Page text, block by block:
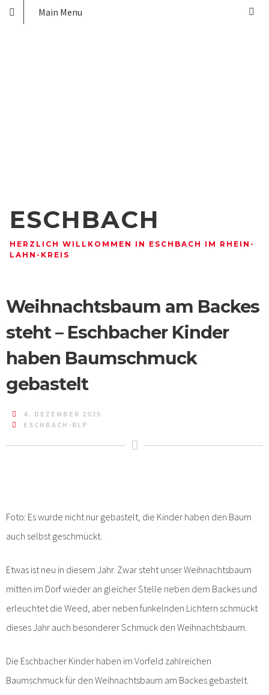
ESCHBACH
HERZLICH WILLKOMMEN IN ESCHBACH IM RHEIN-
LAHN-KREIS
Main Menu
Weihnachtsbaum am Backes
steht – Eschbacher Kinder
haben Baumschmuck
gebastelt
4. DEZEMBER 2025
ESCHBACH-RLP
Foto: Es wurde nicht nur gebastelt, die Kinder haben den Baum
auch selbst geschmückt.
Etwas ist neu in diesem Jahr. Zwar steht unser Weihnachtsbaum
mitten im Dorf wieder an gleicher Stelle neben dem Backes und
erleuchtet die Weed, aber neben funkelnden Lichtern schmückt
dieses Jahr auch besonderer Schmuck den Weihnachtsbaum.
Die Eschbacher Kinder haben im Vorfeld zahlreichen
Baumschmuck für den Weihnachtsbaum am Backes gebastelt.